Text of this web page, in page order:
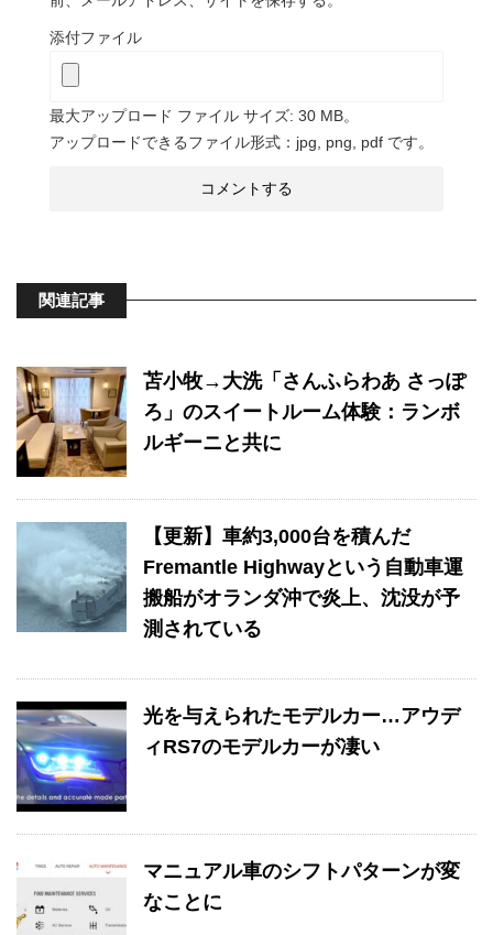
添付ファイル
最大アップロード ファイル サイズ: 30 MB。
アップロードできるファイル形式：jpg, png, pdf です。
関連記事
苫小牧→大洗「さんふらわあ さっぽ
ろ」のスイートルーム体験：ランボ
ルギーニと共に
【更新】車約3,000台を積んだ
Fremantle Highwayという自動車運
搬船がオランダ沖で炎上、沈没が予
測されている
光を与えられたモデルカー…アウデ
ィRS7のモデルカーが凄い
マニュアル車のシフトパターンが変
なことに